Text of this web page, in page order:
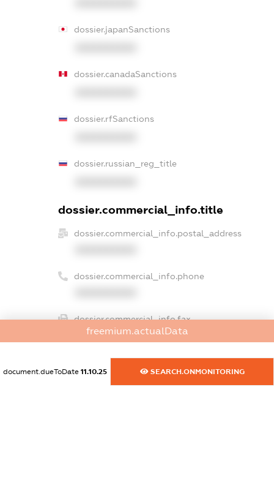
dossier.japanSanctions
dossier.canadaSanctions
dossier.rfSanctions
dossier.russian_reg_title
dossier.commercial_info.title
dossier.commercial_info.postal_address
dossier.commercial_info.phone
dossier.commercial_info.fax
XXXXXXXXXX
dossier.commercial_info.email
freemium.actualData
document.dueToDate 11.10.25 SEARCH.ONMONITORING